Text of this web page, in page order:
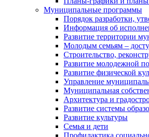
Муниципальные программы
Порядок разработки,
Информация об
Развитие территории
Молодым семьям –
Строительство,
Развитие молодежной
Развитие физической
Управление
Муниципальная
Архитектура и
Развитие системы
Развитие культуры
Семья и дети
Профилактика